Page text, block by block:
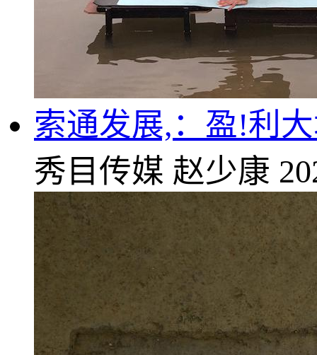
索通发展,：盈!利
秀目传媒 赵少康